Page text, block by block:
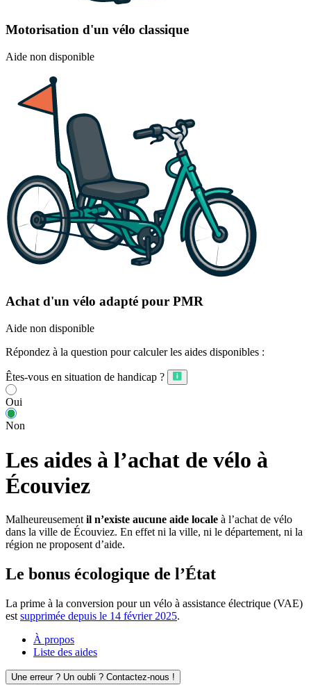
Motorisation d'un vélo classique
Aide non disponible
Achat d'un vélo adapté pour PMR
Aide non disponible
Répondez à la question pour calculer les aides disponibles :
Êtes-vous en situation de handicap ?
Oui
Non
Les aides à l’achat de vélo à
Écouviez
Malheureusement il n’existe aucune aide locale à l’achat de vélo
dans la ville de Écouviez. En effet ni la ville, ni le département, ni la
région ne proposent d’aide.
Le bonus écologique de l’État
La prime à la conversion pour un vélo à assistance électrique (VAE)
est supprimée depuis le 14 février 2025.
À propos
Liste des aides
Une erreur ? Un oubli ? Contactez-nous !